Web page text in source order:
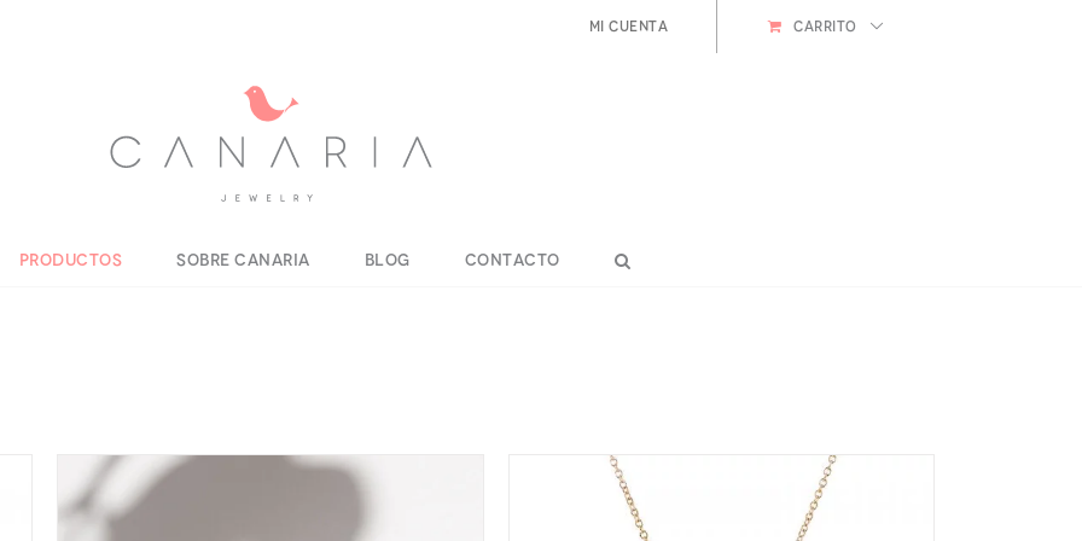
Mi cuenta CARRITO
Productos Sobre Canaria Blog Contacto